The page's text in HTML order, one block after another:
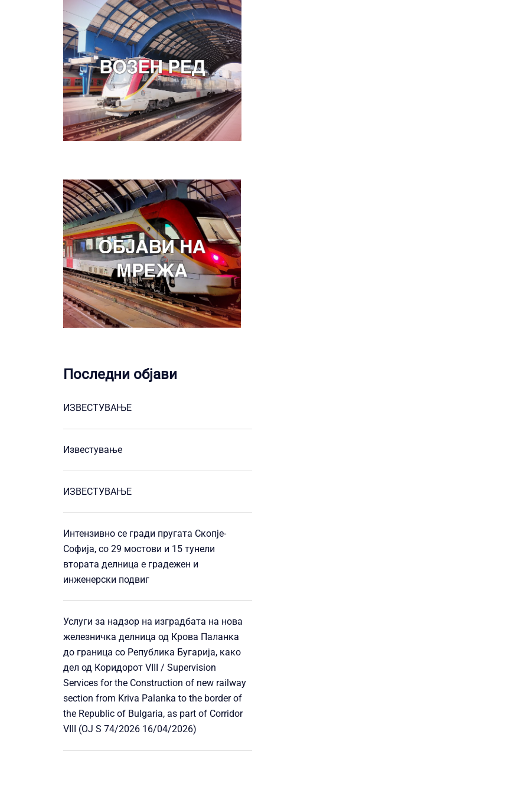
Последни објави
ИЗВЕСТУВАЊЕ
Известување
ИЗВЕСТУВАЊЕ
Интензивно се гради пругата Скопје-
Софија, со 29 мостови и 15 тунели
втората делница е градежен и
инженерски подвиг
Услуги за надзор на изградбата на нова
железничка делница од Крова Паланка
до граница со Република Бугарија, како
дел од Коридорот VIII / Supervision
Services for the Construction of new railway
section from Kriva Palanka to the border of
the Republic of Bulgaria, as part of Corridor
VIII (OJ S 74/2026 16/04/2026)